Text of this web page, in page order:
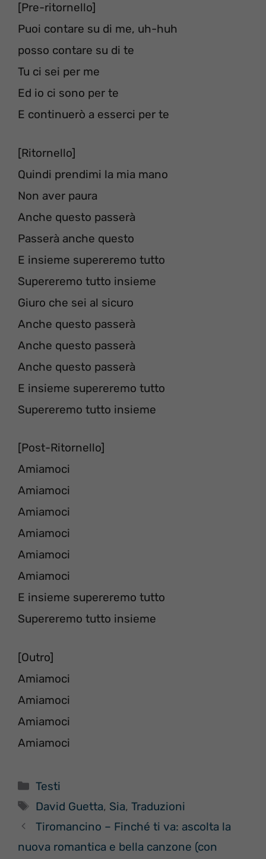
[Pre-ritornello]
Puoi contare su di me, uh-huh
posso contare su di te
Tu ci sei per me
Ed io ci sono per te
E continuerò a esserci per te
[Ritornello]
Quindi prendimi la mia mano
Non aver paura
Anche questo passerà
Passerà anche questo
E insieme supereremo tutto
Supereremo tutto insieme
Giuro che sei al sicuro
Anche questo passerà
Anche questo passerà
Anche questo passerà
E insieme supereremo tutto
Supereremo tutto insieme
[Post-Ritornello]
Amiamoci
Amiamoci
Amiamoci
Amiamoci
Amiamoci
Amiamoci
E insieme supereremo tutto
Supereremo tutto insieme
[Outro]
Amiamoci
Amiamoci
Amiamoci
Amiamoci
Categorie
Testi
Tag
David Guetta, Sia,Traduzioni
Tiromancino – Finché ti va: ascolta la
nuova romantica e bella canzone (con